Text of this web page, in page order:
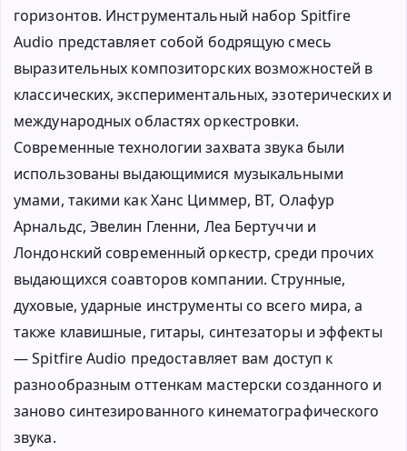
горизонтов. Инструментальный набор Spitfire
Audio представляет собой бодрящую смесь
выразительных композиторских возможностей в
классических, экспериментальных, эзотерических и
международных областях оркестровки.
Современные технологии захвата звука были
использованы выдающимися музыкальными
умами, такими как Ханс Циммер, BT, Олафур
Арнальдс, Эвелин Гленни, Леа Бертуччи и
Лондонский современный оркестр, среди прочих
выдающихся соавторов компании. Струнные,
духовые, ударные инструменты со всего мира, а
также клавишные, гитары, синтезаторы и эффекты
— Spitfire Audio предоставляет вам доступ к
разнообразным оттенкам мастерски созданного и
заново синтезированного кинематографического
звука.